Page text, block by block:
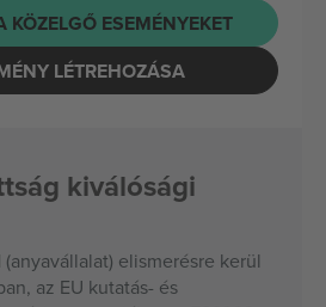
KÖZELGŐ ESEMÉNYEKET
LÉTREHOZÁSA
kiválósági
elismerésre kerül
az EU kutatás- és